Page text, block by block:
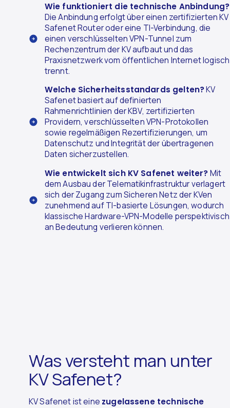
Wie funktioniert die technische Anbindung?
Die Anbindung erfolgt über einen zertifizierten KV
Safenet Router oder eine TI-Verbindung, die
einen verschlüsselten VPN-Tunnel zum
Rechenzentrum der KV aufbaut und das
Praxisnetzwerk vom öffentlichen Internet logisch
trennt.
Welche Sicherheitsstandards gelten?KV
Safenet basiert auf definierten
Rahmenrichtlinien der KBV, zertifizierten
Providern, verschlüsselten VPN-Protokollen
sowie regelmäßigen Rezertifizierungen, um
Datenschutz und Integrität der übertragenen
Daten sicherzustellen.
Wie entwickelt sich KV Safenet weiter?Mit
dem Ausbau der Telematikinfrastruktur verlagert
sich der Zugang zum Sicheren Netz der KVen
zunehmend auf TI-basierte Lösungen, wodurch
klassische Hardware-VPN-Modelle perspektivisch
an Bedeutung verlieren können.
Was versteht man unter
KV Safenet?
KV Safenet ist eine zugelassene technische